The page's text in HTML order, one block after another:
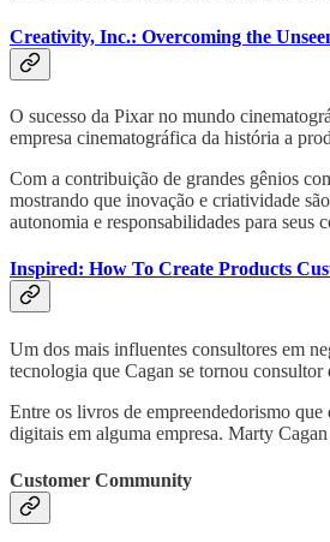
Creativity, Inc.: Overcoming the
O sucesso da Pixar no mundo
empresa cinematográfica da história a
Com a contribuição de grandes gênios
mostrando que inovação e criatividade
autonomia e responsabilidades para seus
Inspired: How To Create Products
Um dos mais influentes consultores em
tecnologia que Cagan se tornou
Entre os livros de empreendedorismo
digitais em alguma empresa. Marty
Customer Community